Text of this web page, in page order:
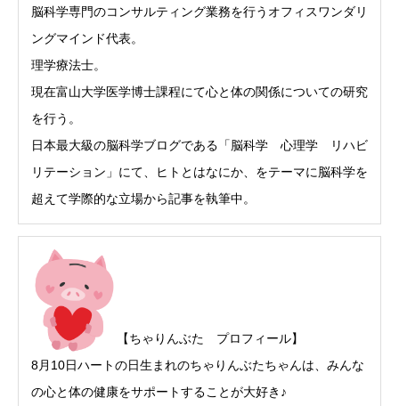
脳科学専門のコンサルティング業務を行うオフィスワンダリ
ングマインド代表。
理学療法士。
現在富山大学医学博士課程にて心と体の関係についての研究
を行う。
日本最大級の脳科学ブログである「脳科学 心理学 リハビ
リテーション」にて、ヒトとはなにか、をテーマに脳科学を
超えて学際的な立場から記事を執筆中。
【ちゃりんぶた プロフィール】
8月10日ハートの日生まれのちゃりんぶたちゃんは、みんな
の心と体の健康をサポートすることが大好き♪